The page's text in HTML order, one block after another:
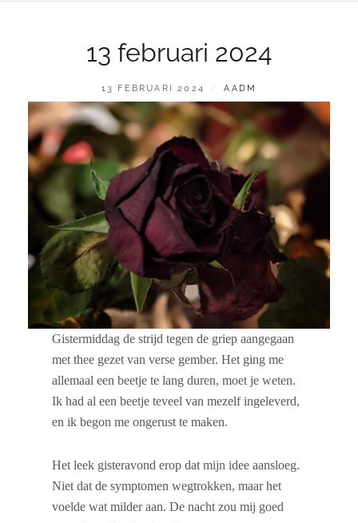
13 februari 2024
GEPLAATST
OP
13 FEBRUARI 2024 BY
AADM
Gistermiddag de strijd tegen de griep aangegaan
met thee gezet van verse gember. Het ging me
allemaal een beetje te lang duren, moet je weten.
Ik had al een beetje teveel van mezelf ingeleverd,
en ik begon me ongerust te maken.
Het leek gisteravond erop dat mijn idee aansloeg.
Niet dat de symptomen wegtrokken, maar het
voelde wat milder aan. De nacht zou mij goed